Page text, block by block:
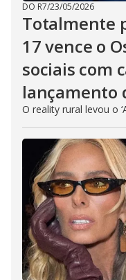
DO R7/23/05/2026
Totalmente
17 vence o
sociais com
lançamento
O reality rural levou o